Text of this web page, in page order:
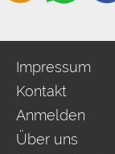
Impressum
Kontakt
Anmelden
Über uns